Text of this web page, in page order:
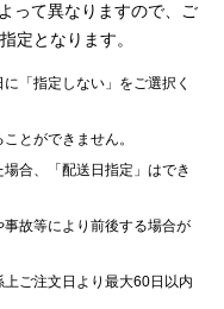
って異なりますので、ご
定となります。
「指定しない」をご選択く
とができません。
合、「配送日指定」はでき
故等により前後する場合が
ご注文日より最大60日以内